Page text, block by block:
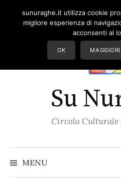
Su
Circolo Culturale
MENU
sunuraghe.it utilizza cookie
migliore esperienza di
acconsenti al
OK